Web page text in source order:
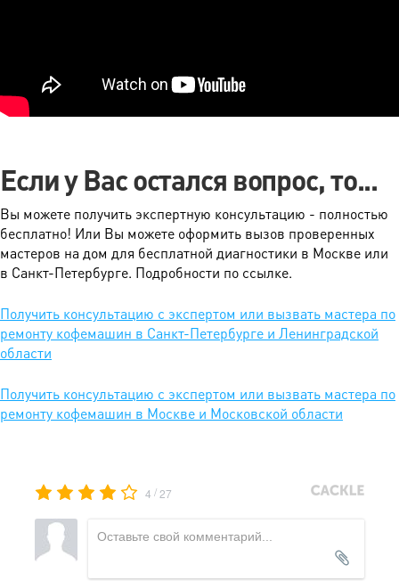
Если у Вас остался вопрос, то...
Вы можете получить экспертную консультацию - полностью
бесплатно! Или Вы можете оформить вызов проверенных
мастеров на дом для бесплатной диагностики в Москве или
в Санкт-Петербурге. Подробности по ссылке.
Получить консультацию с экспертом или вызвать мастера по
ремонту кофемашин в Санкт-Петербурге и Ленинградской
области
Получить консультацию с экспертом или вызвать мастера по
ремонту кофемашин в Москве и Московской области
4 /27